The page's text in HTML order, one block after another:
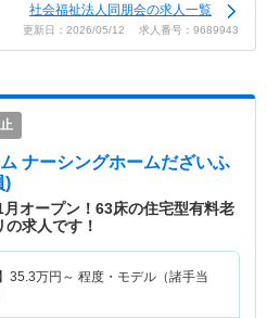
社会福祉法人同朋会の求人一覧
更新日：2026/05/12 求人番号：9689943
ナーシングホームだざいふ
)
月オープン！63床の住宅型有料老
求人です！
35.3万円～ 程度・モデル（諸手当